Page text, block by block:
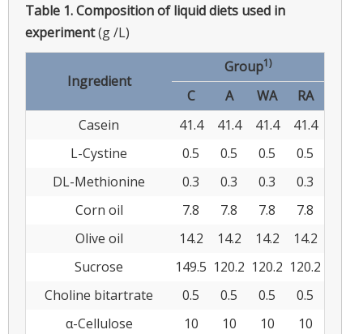
Table 1.Composition of liquid diets used in
experiment(g /L)
Ingredient
Group1)
C A WA
RA
Casein
41.4 41.4 41.4
41.4
L-Cystine
0.5 0.5 0.5
0.5
DL-Methionine
0.3 0.3 0.3
0.3
Corn oil
7.8 7.8 7.8
7.8
Olive oil
14.2 14.2 14.2
14.2
Sucrose
149.5 120.2 120.2 120.2
Choline bitartrate
0.5 0.5 0.5
0.5
α-Cellulose
10 10 10
10